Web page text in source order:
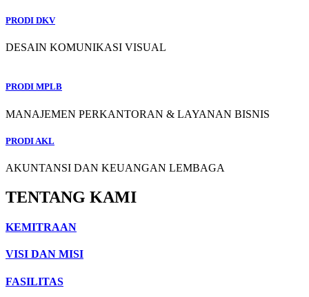
PRODI DKV
DESAIN KOMUNIKASI VISUAL
PRODI MPLB
MANAJEMEN PERKANTORAN & LAYANAN BISNIS
PRODI AKL
AKUNTANSI DAN KEUANGAN LEMBAGA
TENTANG KAMI
KEMITRAAN
VISI DAN MISI
FASILITAS